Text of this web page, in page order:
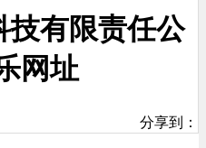
技有限责任公
网址
分享到：